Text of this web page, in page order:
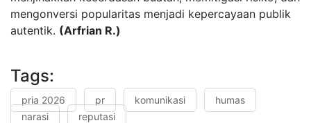
mengonversi popularitas menjadi kepercayaan publik
autentik. (Arfrian R.)
Tags:
pria 2026 pr komunikasi
humas
narasi
reputasi